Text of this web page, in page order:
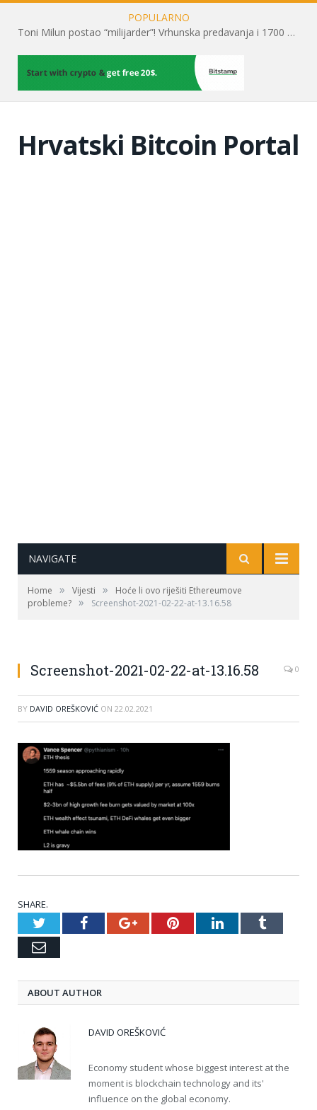
POPULARNO
Toni Milun postao “milijarder”! Vrhunska predavanja i 1700 posjetitelja obilježili su mjesec financijske pismenosti
Hrvatski Bitcoin Portal
NAVIGATE
Home » Vijesti »
Hoće li ovo riješiti Ethereumove
probleme? » Screenshot-2021-02-22-at-13.16.58
Screenshot-2021-02-22-at-13.16.58 0
BY DAVID OREŠKOVIĆ ON 22.02.2021
SHARE.
TwitterFacebookGoogle+PinterestLinkedInTumblr
Email
ABOUT AUTHOR
DAVID OREŠKOVIĆ
Economy student whose biggest interest at the
moment is blockchain technology and its'
influence on the global economy.